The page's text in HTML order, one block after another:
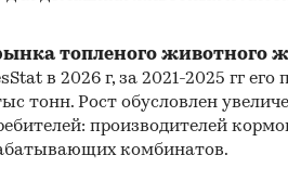
был определен
планирующих
их начальной
топленого животного
в 2026 г, за 2021-2025 гг
тонн. Рост обусловлен
производителей
комбинатов.